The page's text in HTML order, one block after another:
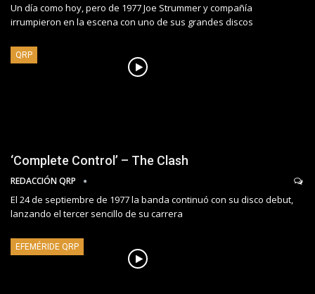
Un día como hoy, pero de 1977 Joe Strummer y compañía
irrumpieron en la escena con uno de sus grandes discos
QRP
‘Complete Control’ – The Clash
REDACCIÓN QRP
El 24 de septiembre de 1977 la banda continuó con su disco debut,
lanzando el tercer sencillo de su carrera
EFEMÉRIDE QRP